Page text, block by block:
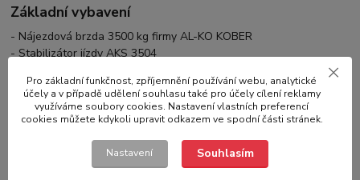
Základní vybavení
- Nájezdová brzda 3500 kg firmy AL-KO KOBER
- Stabilizátor jízdy AKS 3504
zinkovaná, šroubovaná
- Rámpřívěsného vozíkuz profilové konstrukční oceli z oceli
Domex 420, svařovaný, tepelně zinkovaný
- Boční vodítko výška 100mm
- Ocelové, vyztužené nájezdy, tepelně zinkované
- Nájezdy montované ve střední částipřívěsu(smart)
Pro základní funkčnost, zpříjemnění používání webu, analytické
účely a v případě udělení souhlasu také pro účely cílení reklamy
využíváme soubory cookies. Nastavení vlastních preferencí
cookies můžete kdykoli upravit odkazem ve spodní části stránek.
Nastavení Souhlasím